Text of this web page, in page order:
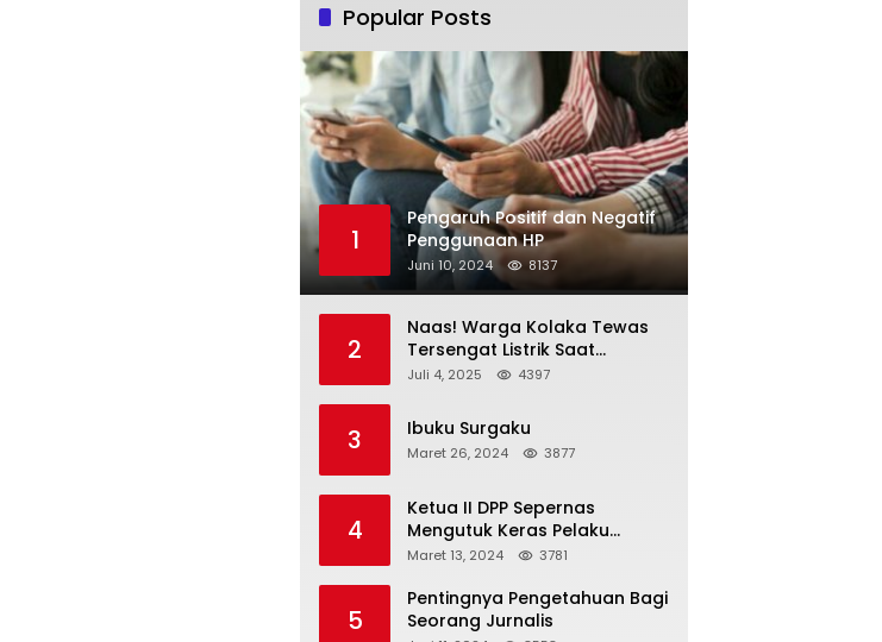
Popular Posts
1
Pengaruh Positif dan Negatif
Penggunaan HP
Juni 10, 2024 8137
2
Naas! Warga Kolaka Tewas
Tersengat Listrik Saat
Persiapan Grand Opening
Juli 4, 2025 4397
3 Ibuku Surgaku
Maret 26, 2024 3877
4
Ketua II DPP Sepernas
Mengutuk Keras Pelaku
Pengeroyokan Wartawan
Maret 13, 2024 3781
5
Pentingnya Pengetahuan Bagi
Seorang Jurnalis